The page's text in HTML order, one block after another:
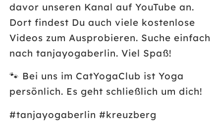
davor unseren Kanal auf YouTube an.
Dort findest Du auch viele kostenlose
Videos zum Ausprobieren. Suche einfach
nach tanjayogaberlin. Viel Spaß!
🐾 Bei uns im CatYogaClub ist Yoga
persönlich. Es geht schließlich um dich!
#tanjayogaberlin #kreuzberg